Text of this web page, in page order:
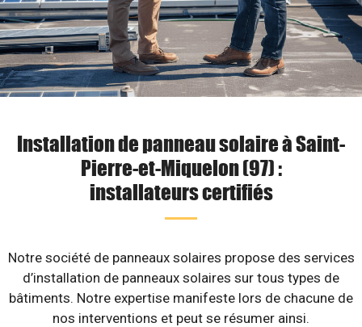
Installation de panneau solaire à Saint-
Pierre-et-Miquelon (97) :
installateurs certifiés
Notre société de panneaux solaires propose des services
d’installation de panneaux solaires sur tous types de
bâtiments. Notre expertise manifeste lors de chacune de
nos interventions et peut se résumer ainsi.